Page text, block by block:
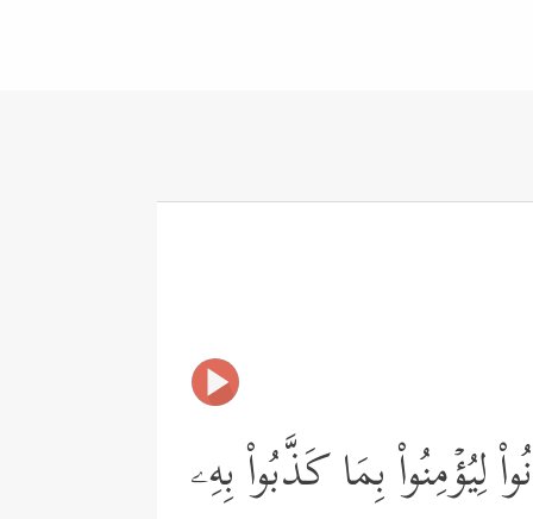
بِمَا كَذَّبُواْ بِهِۦ